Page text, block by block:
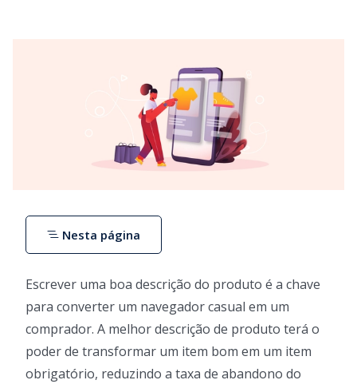
Escrever uma boa descrição do produto é a chave
para converter um navegador casual em um
comprador. A melhor descrição de produto terá o
poder de transformar um item bom em um item
obrigatório, reduzindo a taxa de abandono do
Nesta página